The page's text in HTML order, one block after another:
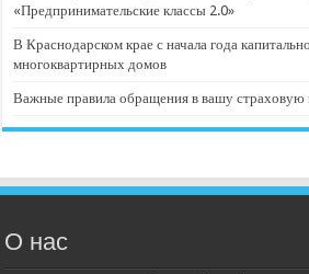
«Предпринимательские классы 2.0»
В Краснодарском крае с начала года
многоквартирных домов
Важные правила обращения в вашу
О нас